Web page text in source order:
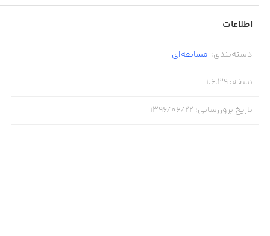
اطلاعات
دسته‌بندی: مسابقه‌ای
نسخه:
1.6.39
تاریخ بروزرسانی: ۱۳۹۶/۰۶/۲۲